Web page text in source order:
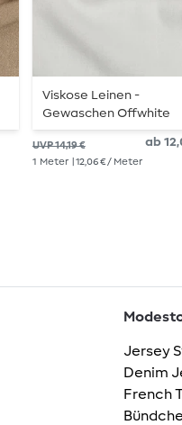
Viskose Leinen -
Gewaschen Offwhite
UVP 14,19 € ab
1 Meter | 12,06 € / Meter
Jersey
Denim
French